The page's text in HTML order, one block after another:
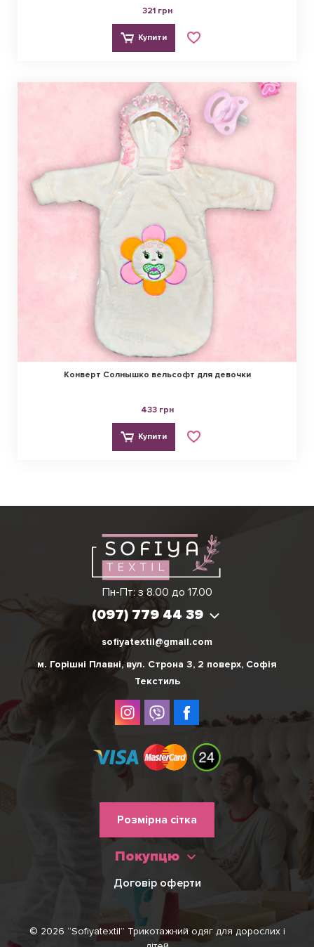
321 грн
Купити
Конверт Солнышко вельсофт для девочки
433 грн
Купити
Пн-Пт: з 8.00 до 17.00
(097) 779 44 39
Вікторія
(097) 779 44 39
sofiyatextil@gmail.com
м. Горішні Плавні, вул. Строна 3, 2 поверх, Софія
Текстиль
колонтитулу
Розмірна сітка
Покупцю
Договір оферти
© 2026 “Sofiyatextil” Трикотажний одяг для дорослих і